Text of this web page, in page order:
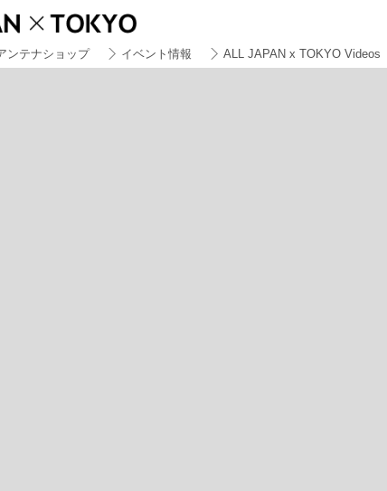
ンテナショップ イベント情報 ALL JAPAN x TOKYO Videos